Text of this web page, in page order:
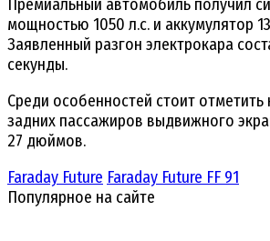
Премиальный автомобиль получил
мощностью 1050 л.с. и аккумулятор
Заявленный разгон электрокара
секунды.
Среди особенностей стоит отметить
задних пассажиров выдвижного
27 дюймов.
Faraday Future Faraday Future FF 91
Популярное на сайте